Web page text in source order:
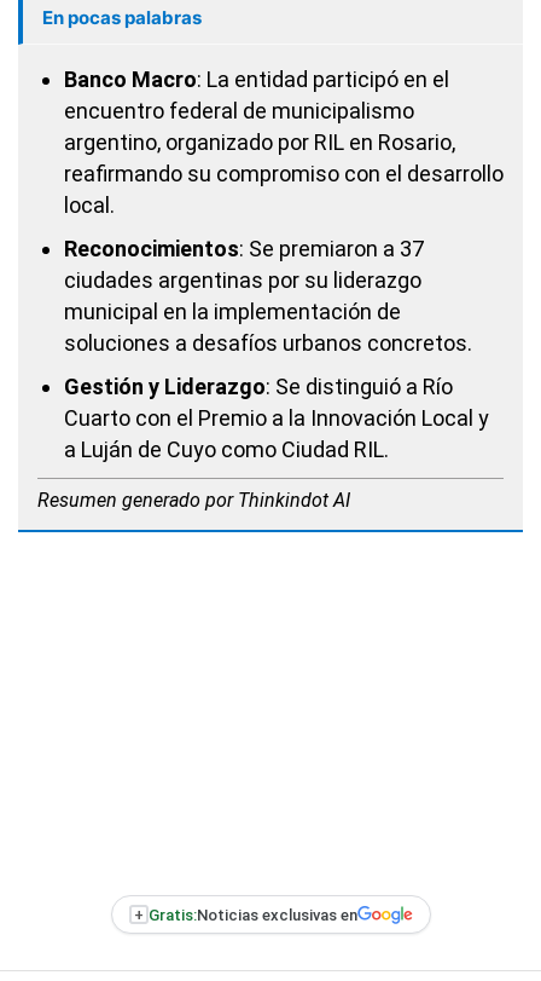
En pocas palabras
Banco Macro: La entidad participó en el
encuentro federal de municipalismo
argentino, organizado por RIL en Rosario,
reafirmando su compromiso con el desarrollo
local.
Reconocimientos: Se premiaron a 37
ciudades argentinas por su liderazgo
municipal en la implementación de
soluciones a desafíos urbanos concretos.
Gestión y Liderazgo: Se distinguió a Río
Cuarto con el Premio a la Innovación Local y
a Luján de Cuyo como Ciudad RIL.
Resumen generado por Thinkindot AI
+ Gratis:Noticias exclusivas en